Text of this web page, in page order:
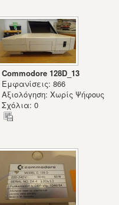
Commodore 128D_13
Εμφανίσεις: 866
Αξιολόγηση: Χωρίς Ψήφους
Σχόλια: 0